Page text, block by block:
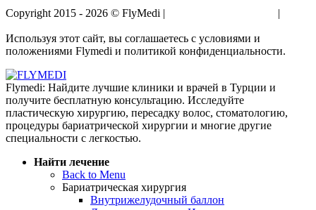
Copyright 2015 - 2026 © FlyMedi |
|
Используя этот сайт, вы соглашаетесь с условиями и
положениями Flymedi и политикой конфиденциальности.
Flymedi: Найдите лучшие клиники и врачей в Турции и
получите бесплатную консультацию. Исследуйте
пластическую хирургию, пересадку волос, стоматологию,
процедуры бариатрической хирургии и многие другие
специальности с легкостью.
Найти лечение
Back to Menu
Бариатрическая хирургия
Внутрижелудочный баллон